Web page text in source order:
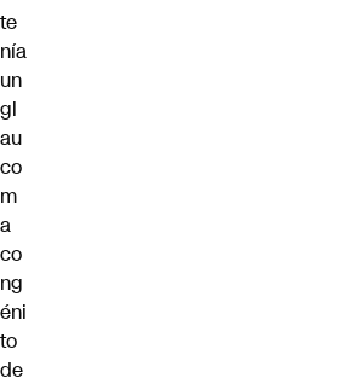
te
nía
un
gl
au
co
m
a
co
ng
éni
to
de